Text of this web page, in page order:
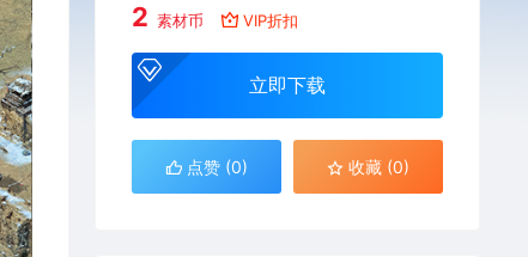
2 素材币 VIP折扣
立即下载
点赞 (0) 收藏 (0)